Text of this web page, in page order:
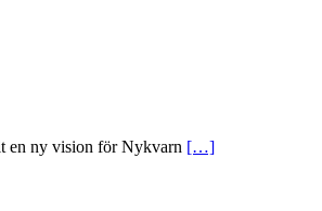
en ny vision för Nykvarn […]